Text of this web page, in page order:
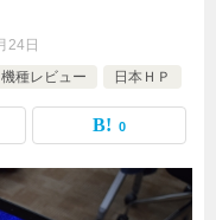
24日
機種レビュー 日本ＨＰ
0